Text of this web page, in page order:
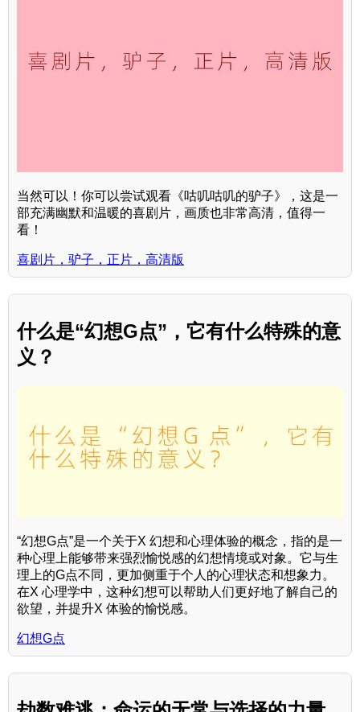
当然可以！你可以尝试观看《咕叽咕叽的驴子》，这是一
部充满幽默和温暖的喜剧片，画质也非常高清，值得一
看！
喜剧片，驴子，正片，高清版
什么是“幻想G点”，它有什么特殊的意
义？
“幻想G点”是一个关于X 幻想和心理体验的概念，指的是一
种心理上能够带来强烈愉悦感的幻想情境或对象。它与生
理上的G点不同，更加侧重于个人的心理状态和想象力。
在X 心理学中，这种幻想可以帮助人们更好地了解自己的
欲望，并提升X 体验的愉悦感。
幻想G点